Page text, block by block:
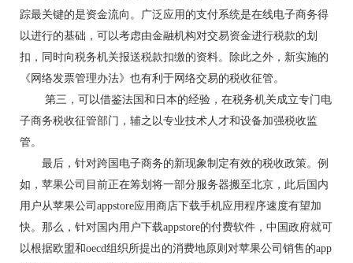
踪最关键的是资金流向。广泛应用的支付系统是在线电子商务得
以进行的基础，可以考虑由金融机构对交易资金进行税款的划
扣，同时向税务机关报送税款扣缴的资料。除此之外，新实施的
《网络发票管理办法》也有利于网络交易的税收征管。
第三，可以借鉴法国和日本的经验，在税务机关成立专门电
子商务税收征管部门，辅之以专业技术人才和设备加强税收监
管。
最后，针对跨国电子商务的新现象制定有效的税收政策。例
如，苹果公司目前正在筹划将一部分服务器搬至北京，此后国内
用户从苹果公司appstore应用商店下载手机应用程序速度有望加
快。那么，针对国内用户下载appstore的付费软件，中国政府就可
以根据欧盟和oecd组织所提出的消费地原则对苹果公司销售的app